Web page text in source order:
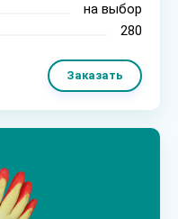
на выбор
280
Заказать